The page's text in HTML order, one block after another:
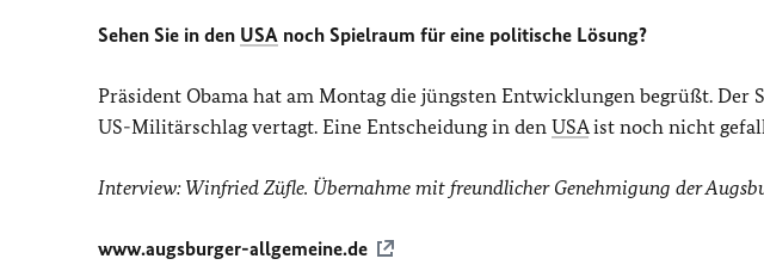
Sehen Sie in den USA noch Spielraum für eine politische Lösung?
Präsident Obama hat am Montag die jüngsten Entwicklungen begrüßt. Der
US-Militärschlag vertagt. Eine Entscheidung in den USAist noch nicht
Interview: Winfried Züfle. Übernahme mit freundlicher Genehmigung der
www.augsburger-allgemeine.de